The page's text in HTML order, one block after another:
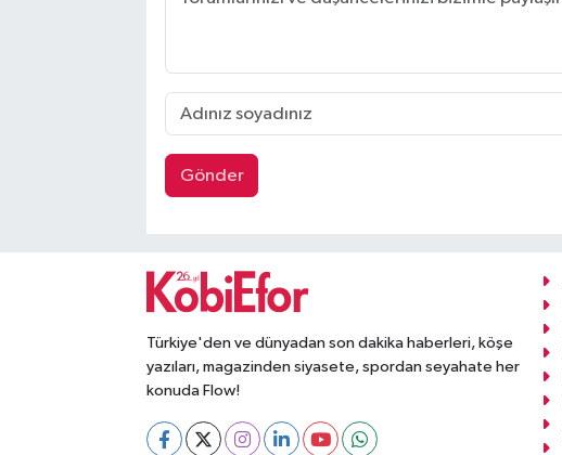
Gönder
Türkiye'den ve dünyadan son dakika haberleri, köşe
yazıları, magazinden siyasete, spordan seyahate her
konuda Flow!